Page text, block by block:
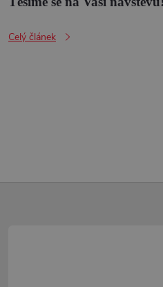
Celý článek